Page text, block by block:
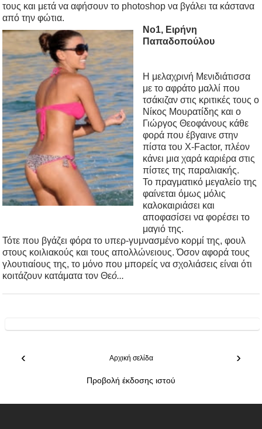
τους και μετά να αφήσουν το photoshop να βγάλει τα κάστανα
από την φώτια.
No1, Ειρήνη
Παπαδοπούλου
Η μελαχρινή Μενιδιάτισσα
με το αφράτο μαλλί που
τσάκιζαν στις κριτικές τους ο
Νίκος Μουρατίδης και ο
Γιώργος Θεοφάνους κάθε
φορά που έβγαινε στην
πίστα του X-Factor, πλέον
κάνει μια χαρά καριέρα στις
πίστες της παραλιακής.
Το πραγματικό μεγαλείο της
φαίνεται όμως μόλις
καλοκαιριάσει και
αποφασίσει να φορέσει το
μαγιό της.
Τότε που βγάζει φόρα το υπερ-γυμνασμένο κορμί της, φουλ
στους κοιλιακούς και τους απολλώνειους. Όσον αφορά τους
γλουτιαίους της, το μόνο που μπορείς να σχολιάσεις είναι ότι
κοιτάζουν κατάματα τον Θεό...
‹ ›
Αρχική σελίδα
Προβολή έκδοσης ιστού